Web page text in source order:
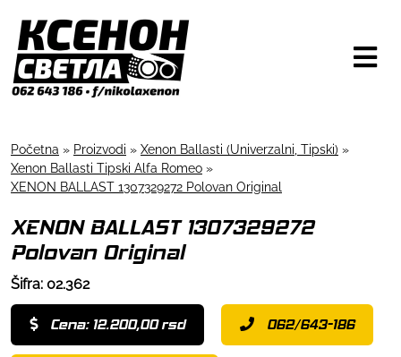
Početna » Proizvodi » Xenon Ballasti (Univerzalni, Tipski) »
Xenon Ballasti Tipski Alfa Romeo »
XENON BALLAST 1307329272 Polovan Original
XENON BALLAST 1307329272
Polovan Original
Šifra: 02.362
Cena: 12.200,00 rsd 062/643-186